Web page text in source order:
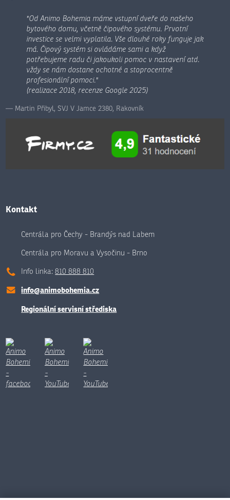
"Od Animo Bohemia máme vstupní dveře do našeho
bytového domu, včetně čipového systému. Prvotní
investice se velmi vyplatila. Vše dlouhé roky funguje jak
má. Čipový systém si ovládáme sami a když
potřebujeme radu či jakoukoli pomoc v nastavení atd.
vždy se nám dostane ochotné a stoprocentně
profesionální pomoci."
(realizace 2018, recenze Google 2025)
Martin Přibyl, SVJ V Jamce 2380, Rakovník
Kontakt
Centrála pro Čechy - Brandýs nad Labem
Centrála pro Moravu a Vysočinu - Brno
Info linka:810 888 810
info@animobohemia.cz
Regionální servisní střediska